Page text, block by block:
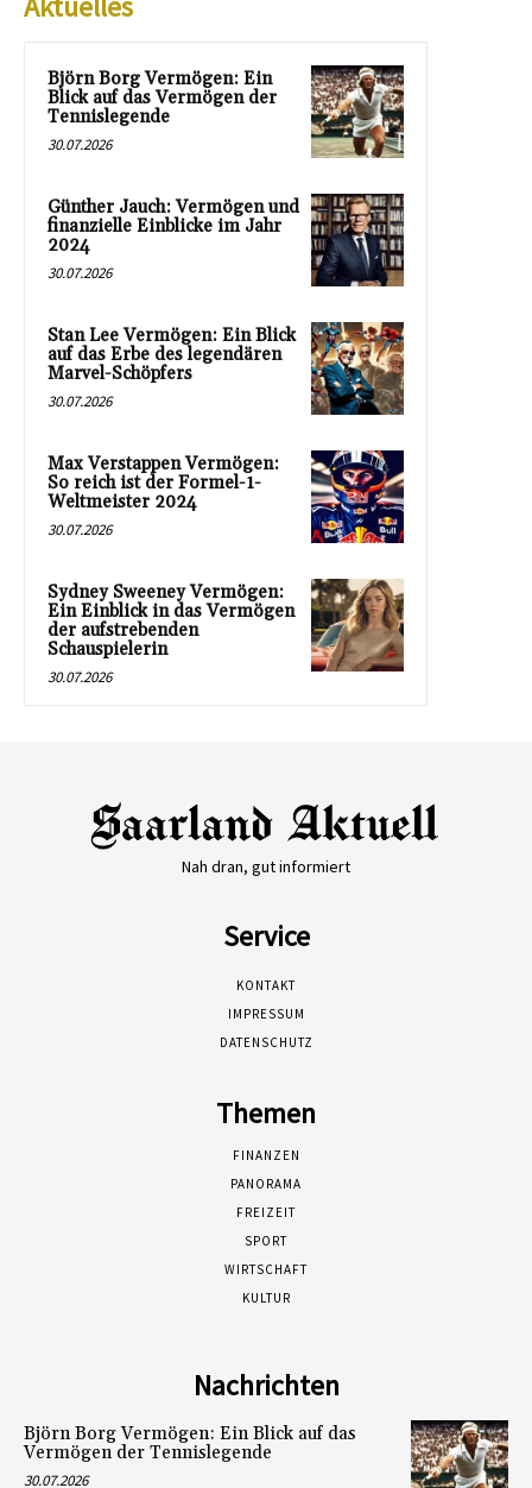
Björn Borg Vermögen: Ein
Blick auf das Vermögen der
Tennislegende
30.07.2026
Günther Jauch: Vermögen und
finanzielle Einblicke im Jahr
2024
30.07.2026
Stan Lee Vermögen: Ein Blick
auf das Erbe des legendären
Marvel-Schöpfers
30.07.2026
Max Verstappen Vermögen:
So reich ist der Formel-1-
Weltmeister 2024
30.07.2026
Sydney Sweeney Vermögen:
Ein Einblick in das Vermögen
der aufstrebenden
Schauspielerin
30.07.2026
Nah dran, gut informiert
Service
KONTAKT
IMPRESSUM
DATENSCHUTZ
Themen
FINANZEN
PANORAMA
FREIZEIT
SPORT
WIRTSCHAFT
KULTUR
Nachrichten
Björn Borg Vermögen: Ein Blick auf das
Vermögen der Tennislegende
30.07.2026